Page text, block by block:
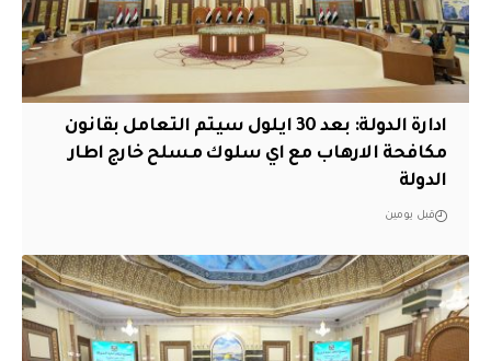
ادارة الدولة: بعد 30 ايلول سيتم التعامل بقانون
مكافحة الارهاب مع اي سلوك مسلح خارج اطار
الدولة
قبل يومين